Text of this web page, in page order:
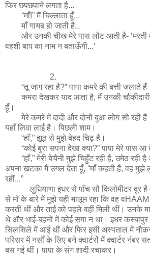
फिर छपछपाने लगता है...
“माँ!” मैं चिल्लाता हूँ...
माँ गायब हो जाती है...
और उनकी चीख मेरे पास लौट आती है-
वहशी बाप का नाम न बताऊँगी...’
2.
“तू जाग रहा है?” पापा कमरे की बत्ती जलाते हैं।
कमरा देखकर याद आता है, मैं उनकी
हूँ।
मेरे कमरे में दादी और दोनों बुआ लोग सो रही
यहाँ लिवा लाई है। पिछली शाम।
“हाँ,” झूठ से मुझे बेहद चिढ़ है।
“कोई बुरा सपना देखा क्या?” पापा मेरे पास
“हाँ,” मेरी बेचैनी मुझे चिहुँट रही है, उमेठ
अपना खटका मैं उगल देता हूँ, “माँ कहती हैं, वह मुझे
रहीं...”
लुधियाणा इधर से पाँच सौ किलोमीटर दूर है
से माँ के बारे में मुझे यही मालूम रहा कि वह
करतीं थीं और ताई को पहले वहीं मिली थीं। उनके
थे और भाई-बहनों में कोई सगा न था। इधर
सिलसिले में आई थीं और फिर इसी अस्पताल में
परिसर में नर्सों के लिए बने क्वार्टरों में क्वार्टर नंबर
बस गई थीं। पापा के संग शादी रचाकर।